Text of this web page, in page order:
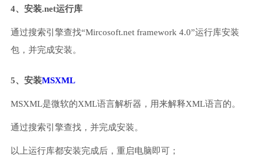
4、安装.net运行库
通过搜索引擎查找“Mircosoft.net framework 4.0”运行库安装
包，并完成安装。
5、安装MSXML
MSXML是微软的XML语言解析器，用来解释XML语言的。
通过搜索引擎查找，并完成安装。
以上运行库都安装完成后，重启电脑即可；